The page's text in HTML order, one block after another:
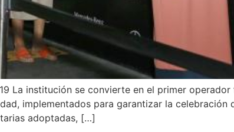
La institución se convierte en el primer operador
implementados para garantizar la celebración
adoptadas, […]